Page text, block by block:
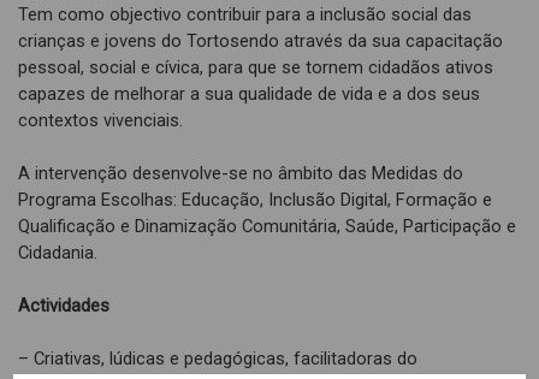
Tem como objectivo contribuir para a inclusão social das
crianças e jovens do Tortosendo através da sua capacitação
pessoal, social e cívica, para que se tornem cidadãos ativos
capazes de melhorar a sua qualidade de vida e a dos seus
contextos vivenciais.
A intervenção desenvolve-se no âmbito das Medidas do
Programa Escolhas: Educação, Inclusão Digital, Formação e
Qualificação e Dinamização Comunitária, Saúde, Participação e
Cidadania.
Actividades
– Criativas, lúdicas e pedagógicas, facilitadoras do